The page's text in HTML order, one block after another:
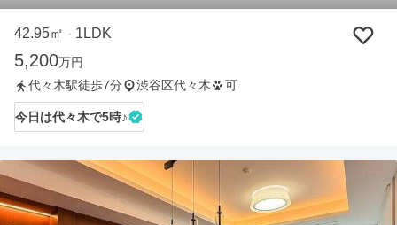
42.95㎡ ・ 1LDK
5,200万円
代々木駅徒歩7分
渋谷区代々木 可
今日は代々木で5時♪